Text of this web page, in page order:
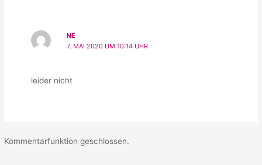
NE
7. MAI 2020 UM 10:14 UHR
leider nicht
Kommentarfunktion geschlossen.